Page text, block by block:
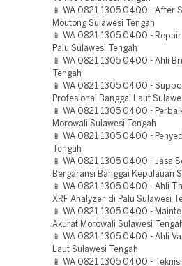
📱 WA 0821 1305 0400 - After
Moutong Sulawesi Tengah
📱 WA 0821 1305 0400 -
Palu Sulawesi Tengah
📱 WA 0821 1305 0400 - Ahli
Tengah
📱 WA 0821 1305 0400 -
Profesional Banggai Laut
📱 WA 0821 1305 0400 -
Morowali Sulawesi Tengah
📱 WA 0821 1305 0400 -
Tengah
📱 WA 0821 1305 0400 - Jasa
Bergaransi Banggai Kepulauan
📱 WA 0821 1305 0400 - Ahli
XRF Analyzer di Palu Sulawesi
📱 WA 0821 1305 0400 -
Akurat Morowali Sulawesi
📱 WA 0821 1305 0400 - Ahli
Laut Sulawesi Tengah
📱 WA 0821 1305 0400 -